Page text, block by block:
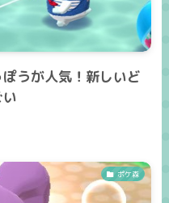
ぽうが人気！新しいど
ポケ森